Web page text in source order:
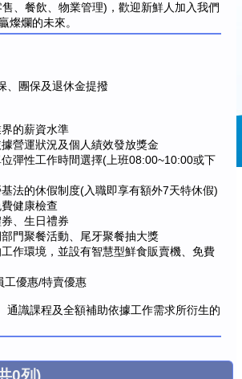
、餐飲、物業管理)，歡迎新鮮人加入我們
燦爛的未來。
、團保及退休金提撥
的薪資水準
營運狀況及個人績效發放獎金
彈性工作時間選擇(上班08:00~10:00或下
法的休假制度(入職即享有額外7天特休假)
健康檢查
、生日禮券
門聚餐活動、尾牙聚餐抽大獎
作環境，並設有智慧型鮮食販賣機、免費
工優惠/特賣優惠
通識課程及全額補助依據工作需求所衍生的
0列)